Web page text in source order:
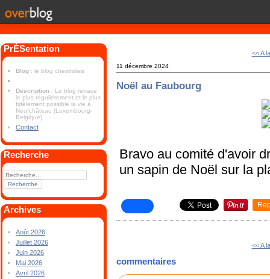
PrÉSentation
Blog : le blog chestrolais
Description : Le blog retrace
le plus régulièrement et le plus
fidèlement possible la vie à
Neufchâteau (Luxembourg-
Belgique).
Contact
Recherche
Archives
Août 2026
Juillet 2026
Juin 2026
Mai 2026
Avril 2026
<< A
11 décembre 2024
Noël au Faubourg
Bravo au comité d'avoir
un sapin de Noël sur la
<< A
commentaires